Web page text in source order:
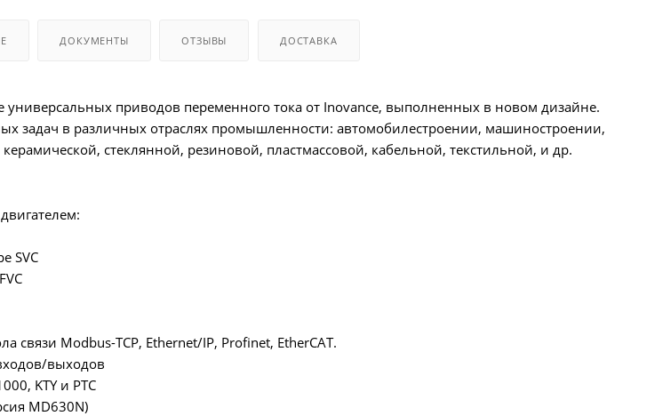
ДОКУМЕНТЫ ОТЗЫВЫ ДОСТАВКА
универсальных приводов переменного тока от Inovance, выполненных в новом дизайне.
задач в различных отраслях промышленности: автомобилестроении, машиностроении,
стеклянной, резиновой, пластмассовой, кабельной, текстильной, и др.
SVC
связи Modbus-TCP, Ethernet/IP, Profinet, EtherCAT.
выходов
KTY и PTC
MD630N)